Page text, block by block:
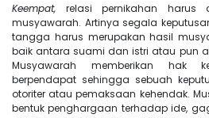
Keempat, relasi pernikahan harus
musyawarah. Artinya segala
tangga harus merupakan hasil
baik antara suami dan istri atau pun
Musyawarah memberikan hak
berpendapat sehingga sebuah
otoriter atau pemaksaan kehendak.
bentuk penghargaan terhadap ide,